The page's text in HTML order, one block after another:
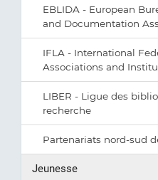
EBLIDA - European
and Documentation
IFLA - International
Associations and
LIBER - Ligue des
recherche
Partenariats nord-sud
Jeunesse